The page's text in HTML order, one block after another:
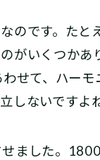
のです。たと
がいくつかあ
せて、ハー
しないですよね
ました。1800